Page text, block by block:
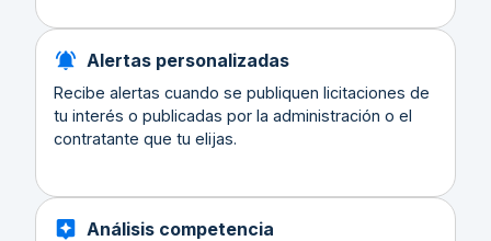
Alertas personalizadas
Recibe alertas cuando se publiquen licitaciones de
tu interés o publicadas por la administración o el
contratante que tu elijas.
Análisis competencia